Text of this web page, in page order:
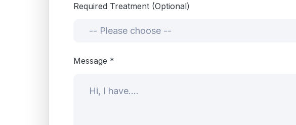
Required Treatment (Optional)
Message *